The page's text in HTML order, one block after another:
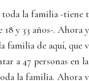
toda la familia -tiene
y 33 años-. Ahora
familia de aquí, que
a 47 personas en
la familia. Ahora